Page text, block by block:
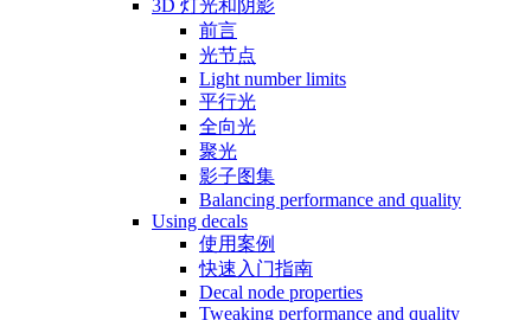
3D 灯光和阴影
前言
光节点
Light number limits
平行光
全向光
聚光
影子图集
Balancing performance and quality
Using decals
使用案例
快速入门指南
Decal node properties
Tweaking performance and quality